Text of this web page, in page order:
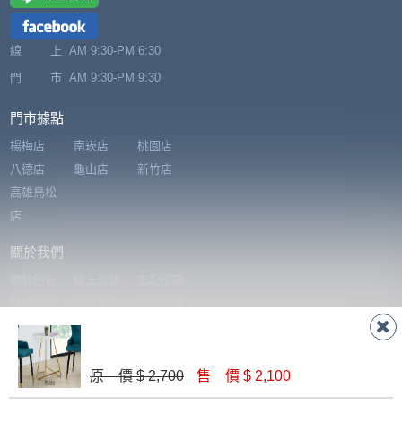
其它注意事項
法順利配送，本公司除了盡最大努力完成配送外，視
狀況保有出貨的權利。
保護物流人員的工作安全，賣家無提供吊掛服務，若
需以吊車或其他的吊掛方式吊運，費用將由買方自行
商品，無法指定特定時間送達，司機當天到貨前皆會
如遇自然災害、政府宣布之災害警報等不可抗力情
事，而危及運送人員輸送之安全，本司得視狀況延後
或停止運送服務。
百貨公司配送暫無法配合開店前、閉店後時段，並送
非因本公司問題而需退換貨，請於收到貨7日
內通知客服人員(Line@ ID：
台北市、新北市地區固定每周(三)、(日)兩天
收送貨，敬請見諒！
形，我們需酌收退貨運費。
原 價 $ 2,700 售 價 $ 2,100
線 上 AM 9:30-PM 6:30
門 市 AM 9:30-PM 9:30
門市據點
楊梅店
八德店
南崁店
龜山店
桃園店
新竹店
高雄鳥松
店
關於我們
我要報修
加入會員
電子報